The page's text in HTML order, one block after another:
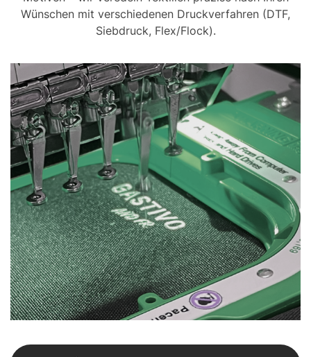
Wünschen mit verschiedenen Druckverfahren (DTF,
Siebdruck, Flex/Flock).